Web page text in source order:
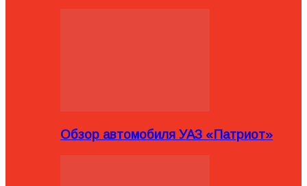
Обзор автомобиля УАЗ «Патриот»